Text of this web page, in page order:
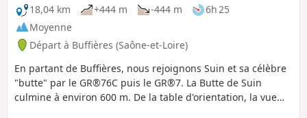
18,04 km
+444 m -444 m
6h 25
Moyenne
Départ à Buffières (Saône-et-Loire)
En partant de Buffières, nous rejoignons Suin et sa célèbre
"butte" par le GR®76C puis le GR®7. La Butte de Suin
culmine à environ 600 m. De la table d'orientation, la vue